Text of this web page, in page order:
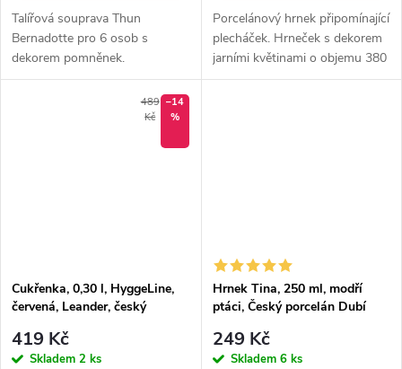
Talířová souprava Thun
Bernadotte pro 6 osob s
dekorem pomněnek.
Porcelánový hrnek připomínající
plecháček. Hrneček s dekorem
jarními květinami o objemu 380
ml.
489
Kč
–14
%
Cukřenka, 0,30 l, HyggeLine,
červená, Leander, český
419 Kč
Skladem 2 ks
Hrnek Tina, 250 ml, modří
ptáci, Český porcelán Dubí
249 Kč
Skladem 6 ks